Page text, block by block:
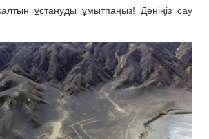
ұстануды ұмытпаңыз! Деніңіз сау